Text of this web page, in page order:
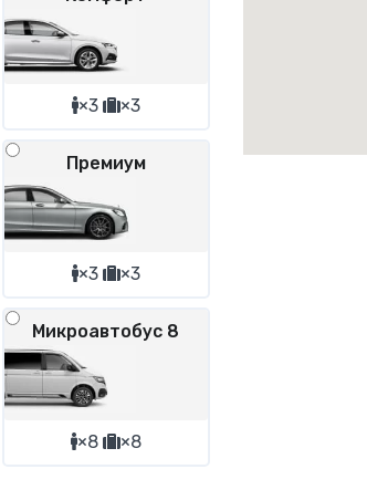
×3 ×3
Премиум
×3 ×3
Микроавтобус 8
×8 ×8